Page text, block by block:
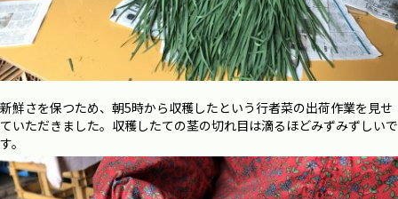
新鮮さを保つため、朝5時から収穫したという行者菜の出荷作業を見せ
ていただきました。収穫したての茎の切れ目は滴るほどみずみずしいで
す。